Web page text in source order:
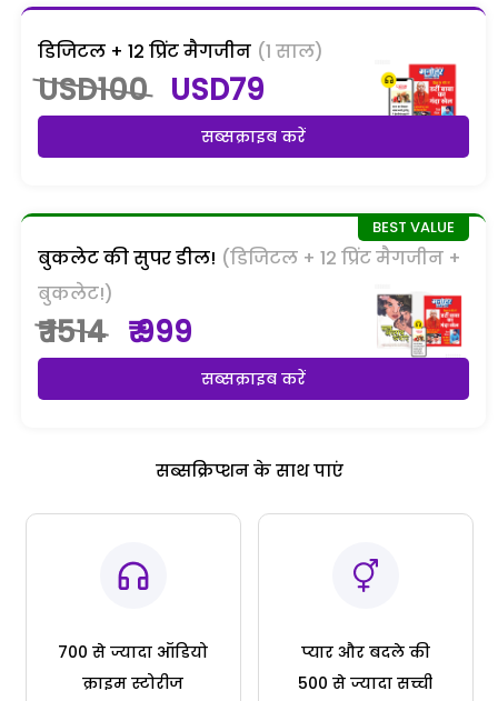
डिजिटल + 12 प्रिंट मैगजीन (1 साल)
USD100 USD79
सब्सक्राइब करें
बुकलेट की सुपर डील! (डिजिटल + 12 प्रिंट मैगजीन +
बुकलेट!)
₹ 1514 ₹ 999
सब्सक्राइब करें
सब्सक्रिप्शन के साथ पाएं
700 से ज्यादा ऑडियो
क्राइम स्टोरीज
प्यार और बदले की
500 से ज्यादा सच्ची